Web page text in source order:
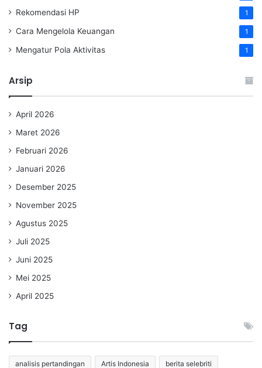
Rekomendasi HP 1
Cara Mengelola Keuangan 1
Mengatur Pola Aktivitas 1
Arsip
April 2026
Maret 2026
Februari 2026
Januari 2026
Desember 2025
November 2025
Agustus 2025
Juli 2025
Juni 2025
Mei 2025
April 2025
Tag
analisis pertandingan Artis Indonesia berita selebriti